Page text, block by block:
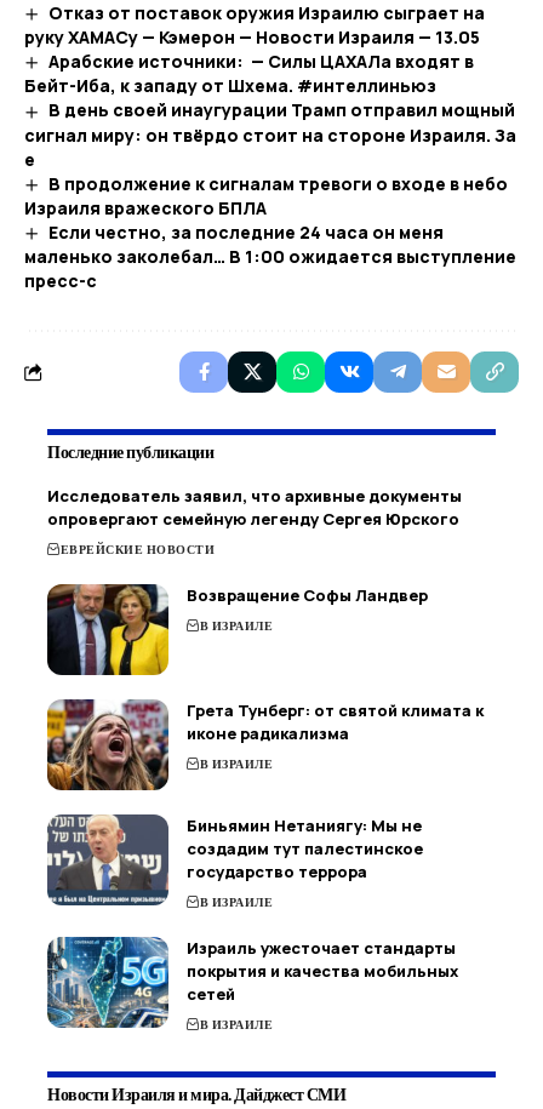
Отказ от поставок оружия Израилю сыграет на
руку ХАМАСу — Кэмерон — Новости Израиля — 13.05
Арабские источники: — Силы ЦАХАЛа входят в
Бейт-Иба, к западу от Шхема. #интеллиньюз
В день своей инаугурации Трамп отправил мощный
сигнал миру: он твёрдо стоит на стороне Израиля. За
е
В продолжение к сигналам тревоги о входе в небо
Израиля вражеского БПЛА
Если честно, за последние 24 часа он меня
маленько заколебал… В 1:00 ожидается выступление
пресс-с
Последние публикации
Исследователь заявил, что архивные документы
опровергают семейную легенду Сергея Юрского
ЕВРЕЙСКИЕ НОВОСТИ
Возвращение Софы Ландвер
В ИЗРАИЛЕ
Грета Тунберг: от святой климата к
иконе радикализма
В ИЗРАИЛЕ
Биньямин Нетаниягу: Мы не
создадим тут палестинское
государство террора
В ИЗРАИЛЕ
Израиль ужесточает стандарты
покрытия и качества мобильных
сетей
В ИЗРАИЛЕ
Новости Израиля и мира. Дайджест СМИ